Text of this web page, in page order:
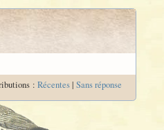
: Récentes| Sans réponse